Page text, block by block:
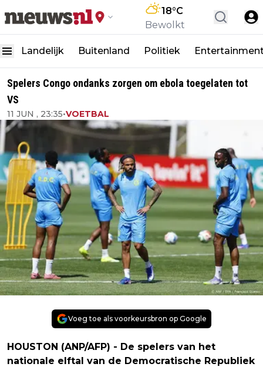
18°C
Bewolkt
Landelijk Buitenland Politiek
Spelers Congo ondanks zorgen om ebola toegelaten tot
VS
11 JUN , 23:35•VOETBAL
Voeg toe als voorkeursbron op Google
HOUSTON (ANP/AFP) - De spelers van het
nationale elftal van de Democratische Republiek